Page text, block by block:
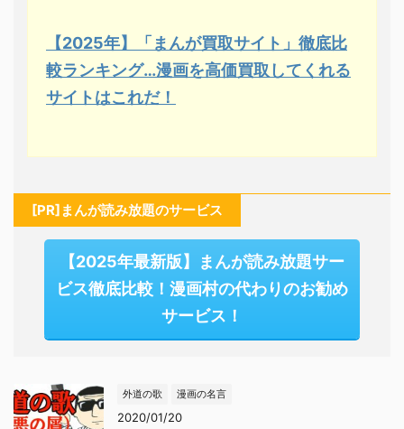
【2025年】「まんが買取サイト」徹底比
較ランキング…漫画を高価買取してくれる
サイトはこれだ！
[PR]まんが読み放題のサービス
【2025年最新版】まんが読み放題サー
ビス徹底比較！漫画村の代わりのお勧め
サービス！
外道の歌 漫画の名言
2020/01/20